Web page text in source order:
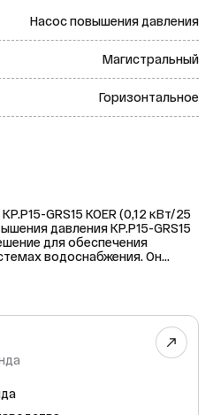
Насос повышения давления
Магистральный
Горизонтальное
GRS15 KOER (0,12 кВт/25
для обеспечения
водоснабжения. Он
своей надёжности и
Основные
магистральный. *
* Потребляемое
* Минимальное входное
производительность: 25
подъёма: 15 метров. *
* Датчик протока: есть. *
*